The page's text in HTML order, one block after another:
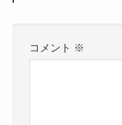
コメント ※